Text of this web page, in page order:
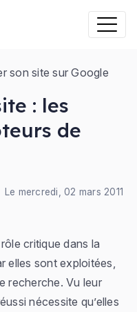
: les
de
Le mercredi, 02 mars 2011
critique dans la
elles sont exploitées,
recherche. Vu leur
nécessite qu’elles